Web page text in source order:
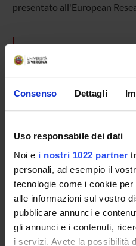
Consenso Dettagli
Uso responsabile dei dati
Noi e i nostri 1022 partner
personali, ad esempio il
tecnologie come i cookie
alle informazioni sul vostro
pubblicare annunci e
gli annunci e i contenuti,
i servizi. Avete la possibilità
presentato all'European
PARTECIPANTI AL
COLLABORATORI ESTERNI
Alexander T. Sack
Università di Maastricht -
SEZIONI